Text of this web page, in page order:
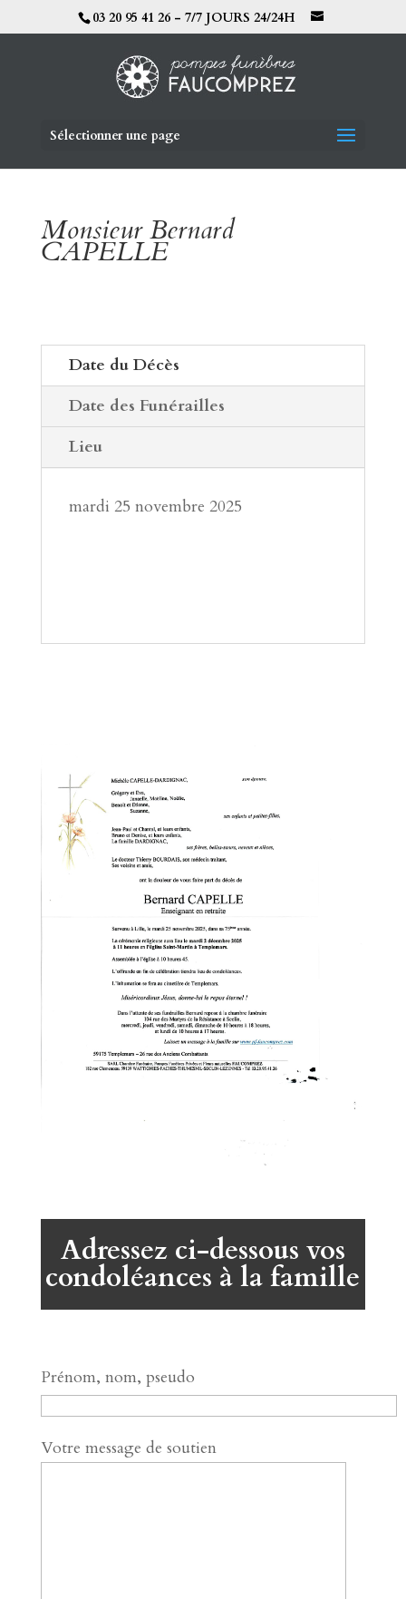
03 20 95 41 26 - 7/7 JOURS 24/24H
Sélectionner une page
Monsieur Bernard
CAPELLE
Date du Décès
Date des Funérailles
Lieu
mardi 25 novembre 2025
Adressez ci-dessous vos
condoléances à la famille
Prénom, nom, pseudo
Votre message de soutien